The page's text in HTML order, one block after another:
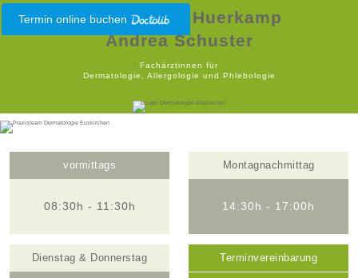
Dr. Christina Huerkamp
Andrea Schuster
Fachärztinnen für
Dermatologie, Allergologie und Phlebologie
Termin online buchen
vormittags
08:30h - 11:30h
Montagnachmittag
14:30h - 17:00h
Dienstag & Donnerstag Terminvereinbarung